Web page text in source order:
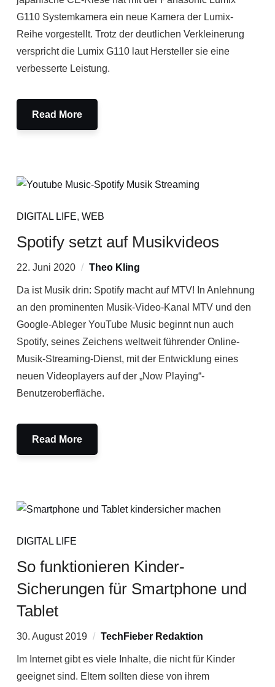
G110 Systemkamera ein neue Kamera der Lumix-
Reihe vorgestellt. Trotz der deutlichen Verkleinerung
verspricht die Lumix G110 laut Hersteller sie eine
verbesserte Leistung.
Read More
DIGITAL LIFE, WEB
Spotify setzt auf Musikvideos
22. Juni 2020 Theo Kling
Da ist Musik drin: Spotify macht auf MTV! In Anlehnung
an den prominenten Musik-Video-Kanal MTV und den
Google-Ableger YouTube Music beginnt nun auch
Spotify, seines Zeichens weltweit führender Online-
Musik-Streaming-Dienst, mit der Entwicklung eines
neuen Videoplayers auf der „Now Playing“-
Benutzeroberfläche.
Read More
DIGITAL LIFE
So funktionieren Kinder-
Sicherungen für Smartphone und
Tablet
30. August 2019 TechFieber Redaktion
Im Internet gibt es viele Inhalte, die nicht für Kinder
geeignet sind. Eltern sollten diese von ihrem